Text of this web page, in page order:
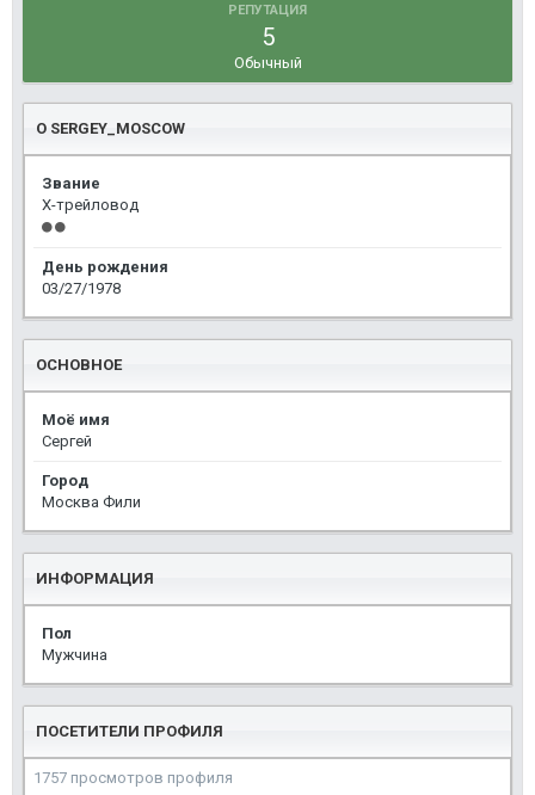
РЕПУТАЦИЯ
5
Обычный
О SERGEY_MOSCOW
Звание
Х-трейловод
День рождения
03/27/1978
ОСНОВНОЕ
Моё имя
Сергей
Город
Москва Фили
ИНФОРМАЦИЯ
Пол
Мужчина
ПОСЕТИТЕЛИ ПРОФИЛЯ
1757 просмотров профиля